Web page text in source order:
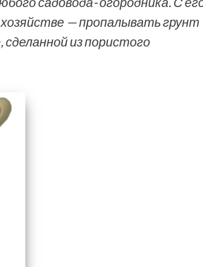
— пропалывать грунт
из пористого